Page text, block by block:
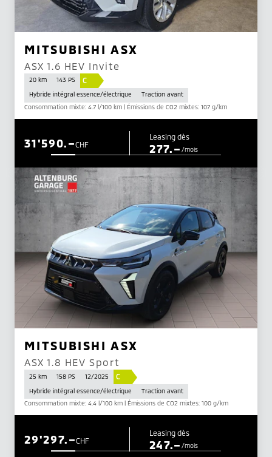
MITSUBISHI ASX
ASX 1.6 HEV Invite
20 km 143 PS C
Hybride intégral essence/électrique
Traction avant
Consommation mixte: 4.7 l/100 km | Émissions de CO2 mixtes: 107 g/km
CHF
31'590.– Leasing dès
277.– /mois
MITSUBISHI ASX
ASX 1.8 HEV Sport
25 km 158 PS 12/2025 C
Hybride intégral essence/électrique
Traction avant
Consommation mixte: 4.4 l/100 km | Émissions de CO2 mixtes: 100 g/km
CHF
29'297.– Leasing dès
247.–/mois